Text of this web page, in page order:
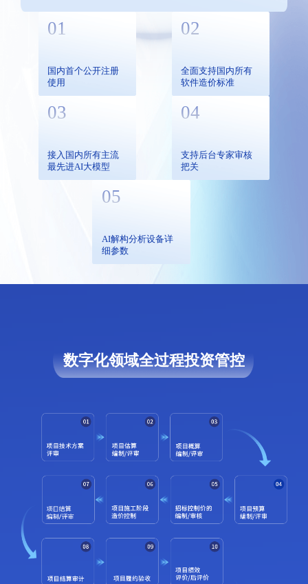
01
国内首个公开注册
使用
02
全面支持国内所有
软件造价标准
03
接入国内所有主流
最先进AI大模型
04
支持后台专家审核
把关
05
AI解构分析设备详
细参数
数字化领域全过程投资管控